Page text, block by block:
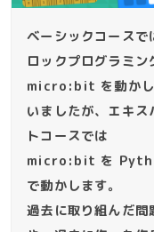
ベーシックコースで
ロックプログラミン
micro:bit を動か
いましたが、エキス
トコースでは
micro:bit を
で動かします。
過去に取り組んだ問